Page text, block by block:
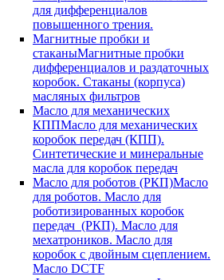
для дифференциалов
повышенного трения.
Магнитные пробки и
стаканыМагнитные пробки
дифференциалов и раздаточных
коробок. Стаканы (корпуса)
масляных фильтров
Масло для механических
КППМасло для механических
коробок передач (КПП).
Синтетические и минеральные
масла для коробок передач
Масло для роботов (РКП)Масло
для роботов. Масло для
роботизированных коробок
передач (РКП). Масло для
мехатроников. Масло для
коробок с двойным сцеплением.
Масло DCTF